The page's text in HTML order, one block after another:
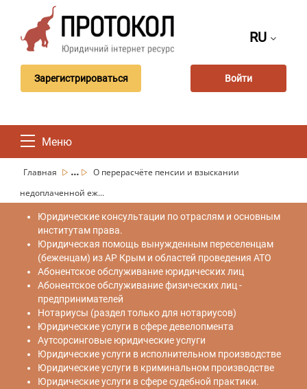
RU
Зарегистрироваться Войти
Меню
Главная ...
О перерасчёте пенсии и взыскании
недоплаченной еж...
Юридические консультации по отраслям и основным
институтам права.
Юридическая помощь вынужденным переселенцам
(беженцам) из АР Крым и областей проведения АТО
Абонентское обслуживание юридических лиц
Абонентское обслуживание физических лиц -
предпринимателей
Нотариусы (раздел только для нотариусов)
Юридические услуги в сфере девелопмента
Аутсорсинговые юридические услуги
Юридические услуги в исполнительном производстве
Юридические услуги в криминальном производстве
Юридические услуги в сфере судебной практики.